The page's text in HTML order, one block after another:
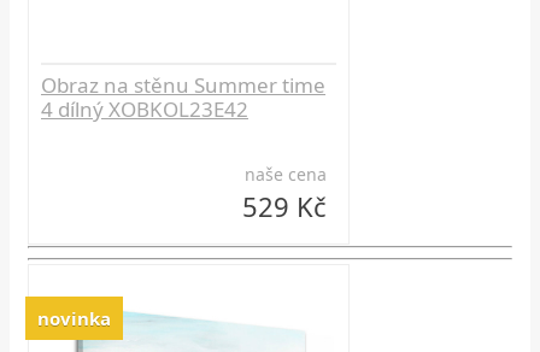
Obraz na stěnu Summer time
4 dílný XOBKOL23E42
naše cena
529 Kč
novinka